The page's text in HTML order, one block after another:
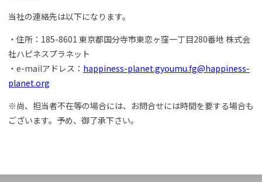
当社の連絡先は以下になります。
・住所：185-8601 東京都国分寺市東恋ヶ窪一丁目280番地 株式会
社ハピネスプラネット
・e-mailアドレス： happiness-planet.gyoumu.fg@happiness-
planet.org
※尚、担当者不在等の場合には、お問合せには時間を要する場合も
ございます。予め、御了承下さい。